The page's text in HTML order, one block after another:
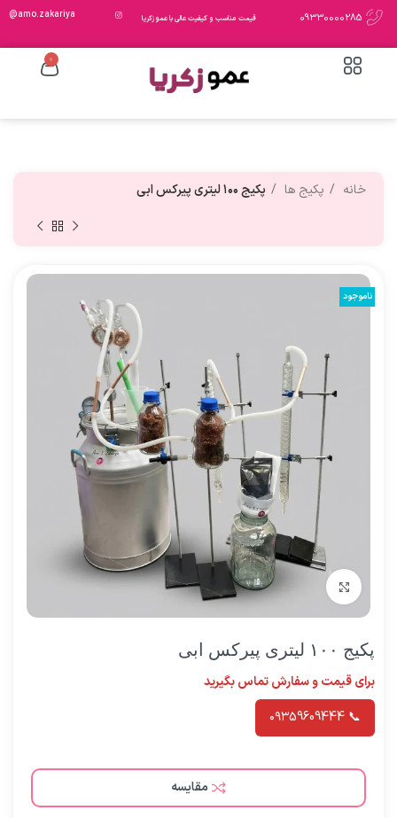
09330000285 قیمت مناسب و کیفیت عالی با عمو زکریا amo.zakariya@
0
خانه پکیج ها پکیج ۱۰۰ لیتری پیرکس ابی
ناموجود
برای بزرگنمایی کلیک کنید
پکیج ۱۰۰ لیتری پیرکس ابی
برای قیمت و سفارش تماس بگیرید
📞 ۰۹۳59609444
مقایسه